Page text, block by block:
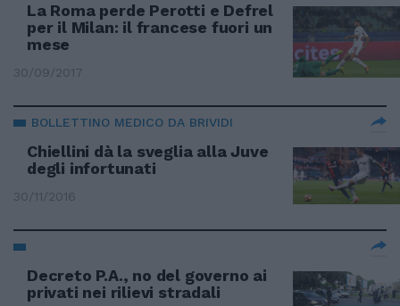
La Roma perde Perotti e Defrel
per il Milan: il francese fuori un
mese
30/09/2017
BOLLETTINO MEDICO DA BRIVIDI
Chiellini dà la sveglia alla Juve
degli infortunati
30/11/2016
Decreto P.A., no del governo ai
privati nei rilievi stradali